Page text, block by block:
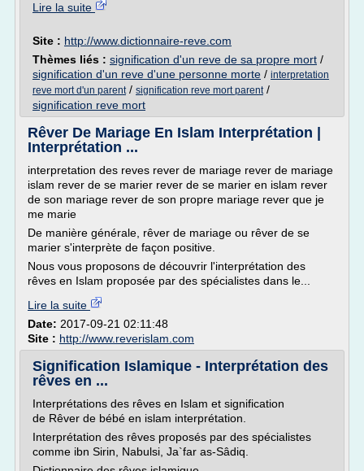
Lire la suite
Site : http://www.dictionnaire-reve.com
Thèmes liés : signification d'un reve de sa propre mort /
signification d'un reve d'une personne morte / interpretation
reve mort d'un parent/ signification reve mort parent/
signification reve mort
Rêver De Mariage En Islam Interprétation |
Interprétation ...
interpretation des reves rever de mariage rever de mariage
islam rever de se marier rever de se marier en islam rever
de son mariage rever de son propre mariage rever que je
me marie
De manière générale, rêver de mariage ou rêver de se
marier s'interprète de façon positive.
Nous vous proposons de découvrir l'interprétation des
rêves en Islam proposée par des spécialistes dans le...
Lire la suite
Date: 2017-09-21 02:11:48
Site : http://www.reverislam.com
Signification Islamique - Interprétation des
rêves en ...
Interprétations des rêves en Islam et signification
de Rêver de bébé en islam interprétation.
Interprétation des rêves proposés par des spécialistes
comme ibn Sirin, Nabulsi, Ja`far as-Sâdiq.